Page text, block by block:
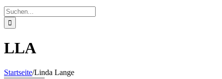
Suche
nach:
LLA
Startseite/Linda Lange